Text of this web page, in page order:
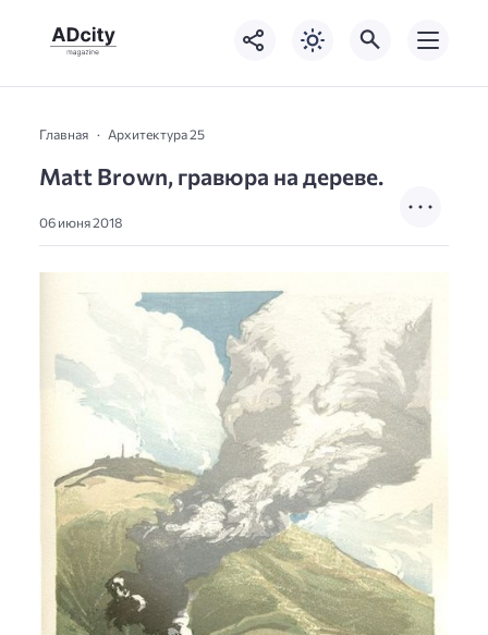
Главная Архитектура 25
Matt Brown, гравюра на дереве.
06 июня 2018